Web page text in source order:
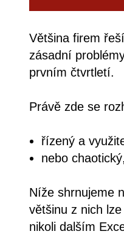
Většina firem
zásadní
prvním čtvrtletí.
Právě zde se
řízený a
nebo
Níže shrnujeme
většinu z nich
nikoli dalším